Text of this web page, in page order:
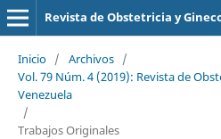
Revista de Obstetricia y
Inicio / Archivos /
Vol. 79 Núm. 4 (2019): Revista de
Venezuela
/
Trabajos Originales